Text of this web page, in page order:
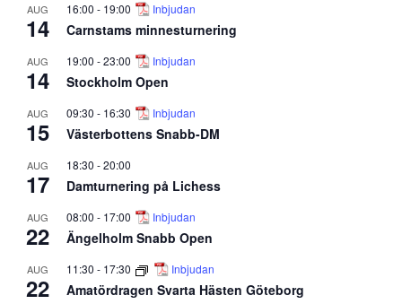
AUG
14
16:00 - 19:00 Inbjudan
Carnstams minnesturnering
AUG
14
19:00 -23:00 Inbjudan
Stockholm Open
AUG
15
09:30 - 16:30 Inbjudan
Västerbottens Snabb-DM
AUG
17
18:30 -20:00
Damturnering på Lichess
AUG
22
08:00 - 17:00 Inbjudan
Ängelholm Snabb Open
AUG
22
11:30 - 17:30 Inbjudan
Amatördragen Svarta Hästen Göteborg